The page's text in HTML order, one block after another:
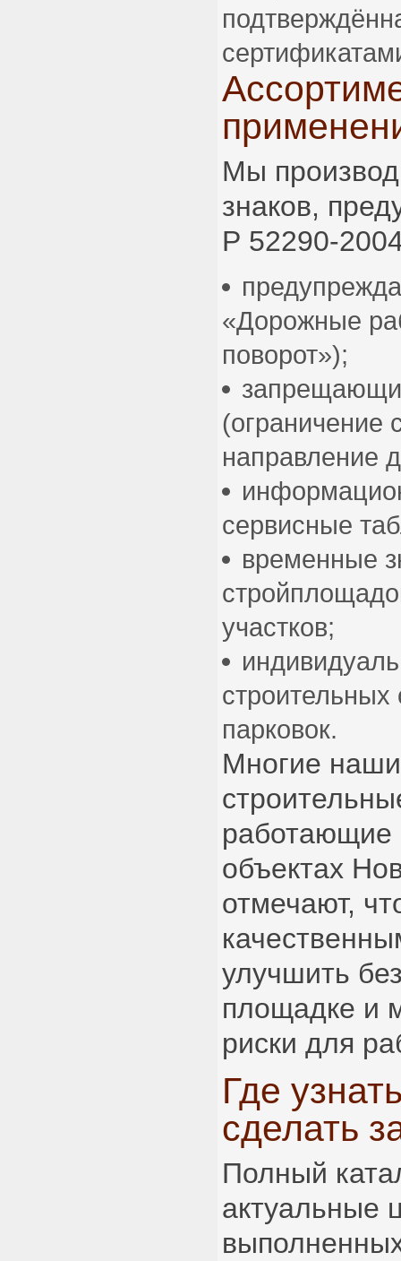
Мы
знаков,
Р 52290-
«Дорожные
поворот»);
(ограничение
направление
сервисные
временные
участков;
парковок.
Многие
работающие
объектах
отмечают,
улучшить
площадке и
риски для
Где
сделать
Полный
актуальные